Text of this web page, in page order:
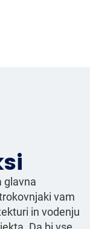
glavna
vam
in vodenju